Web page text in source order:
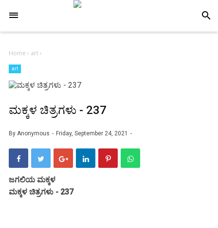
search
Home › art›
art
ಮಕ್ಕಳ ಚಿತ್ರಗಳು - 237
By Anonymous Friday, September 24, 2021
ಜಗಲಿಯ ಮಕ್ಕಳ
ಮಕ್ಕಳ ಚಿತ್ರಗಳು - 237